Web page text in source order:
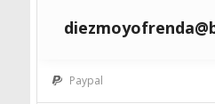
Paypal